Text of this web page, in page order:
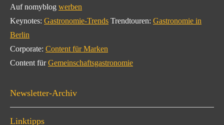
Auf nomyblog werben
Keynotes: Gastronomie-Trends Trendtouren: Gastronomie in
Berlin
Corporate: Content für Marken
Content fürGemeinschaftsgastronomie
Newsletter-Archiv
Linktipps